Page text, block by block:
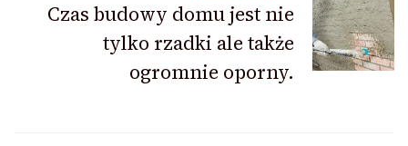
Czas budowy domu jest nie
tylko rzadki ale także
ogromnie oporny.